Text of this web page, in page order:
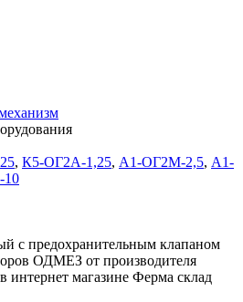
, К5-ОГ2А-1,25, А1-ОГ2М-2,5, А1-
с предохранительным клапаном
ОДМЕЗ от производителя
магазине Ферма склад